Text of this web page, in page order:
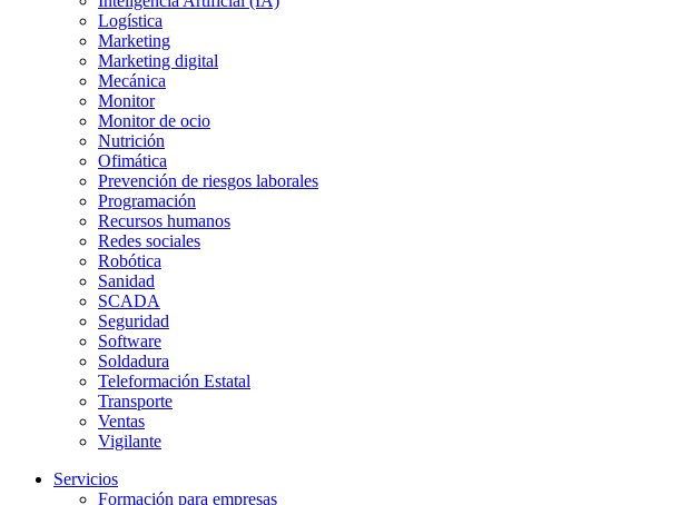
Logística
Marketing
Marketing digital
Mecánica
Monitor
Monitor de ocio
Nutrición
Ofimática
Prevención de riesgos laborales
Programación
Recursos humanos
Redes sociales
Robótica
Sanidad
SCADA
Seguridad
Software
Soldadura
Teleformación Estatal
Transporte
Ventas
Vigilante
Servicios
Formación para empresas